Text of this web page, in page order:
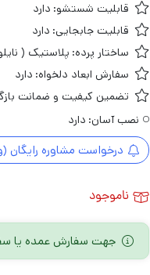
قابلیت شستشو: دارد
قابلیت جابجایی: دارد
ساختار پرده: پلاستیک (
سفارش ابعاد دلخواه: دارد
تضمین کیفیت و ضمانت
نصب آسان: دارد
درخواست مشاوره
ناموجود
جهت سفارش عمده یا